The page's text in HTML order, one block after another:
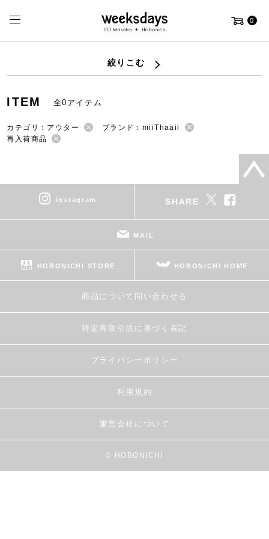
0
絞りこむ
ITEM 全0アイテム
カテゴリ：アウター
ブランド：miiThaaii
再入荷商品
instagram SHARE
MAIL
HOBONICHI STORE HOBONICHI HOME
商品について問い合わせる
特定商取引法に基づく表記
プライバシーポリシー
利用規約
運営会社について
© HOBONICHI